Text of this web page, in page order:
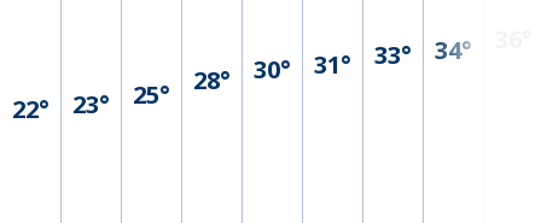
22° 23° 25° 28° 30° 31° 33° 34°